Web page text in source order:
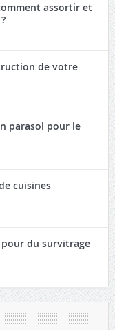
assortir et
de votre
parasol pour le
cuisines
du survitrage